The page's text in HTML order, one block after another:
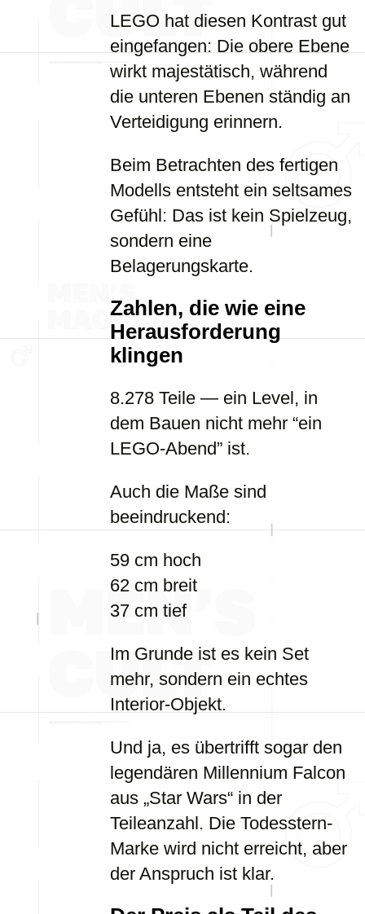
LEGO hat diesen Kontrast gut
eingefangen: Die obere Ebene
wirkt majestätisch, während
die unteren Ebenen ständig an
Verteidigung erinnern.
Beim Betrachten des fertigen
Modells entsteht ein seltsames
Gefühl: Das ist kein Spielzeug,
sondern eine
Belagerungskarte.
Zahlen, die wie eine
Herausforderung
klingen
8.278 Teile — ein Level, in
dem Bauen nicht mehr “ein
LEGO-Abend” ist.
Auch die Maße sind
beeindruckend:
59 cm hoch
62 cm breit
37 cm tief
Im Grunde ist es kein Set
mehr, sondern ein echtes
Interior-Objekt.
Und ja, es übertrifft sogar den
legendären Millennium Falcon
aus „Star Wars“ in der
Teileanzahl. Die Todesstern-
Marke wird nicht erreicht, aber
der Anspruch ist klar.